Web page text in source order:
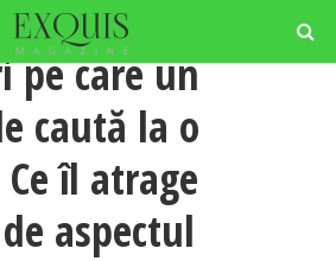
pe care un
caută la o
îl atrage
aspectul